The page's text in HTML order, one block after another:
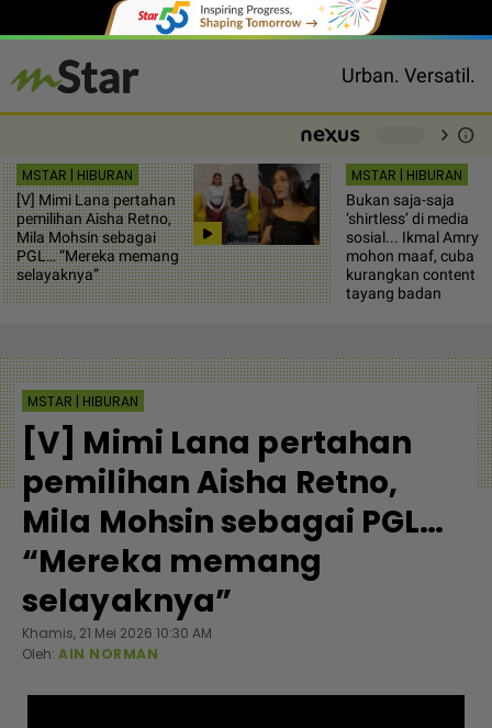
Urban. Versatil.
chevron_right info
MSTAR | HIBURAN
[V] Mimi Lana pertahan
pemilihan Aisha Retno,
Mila Mohsin sebagai
PGL… “Mereka memang
selayaknya”
MSTAR | HIBURAN
Bukan saja-saja
‘shirtless’ di media
sosial... Ikmal Amry
mohon maaf, cuba
kurangkan content
tayang badan
MSTAR | HIBURAN
[V] Mimi Lana pertahan
pemilihan Aisha Retno,
Mila Mohsin sebagai PGL…
“Mereka memang
selayaknya”
Khamis, 21 Mei 2026 10:30 AM
Oleh: AIN NORMAN